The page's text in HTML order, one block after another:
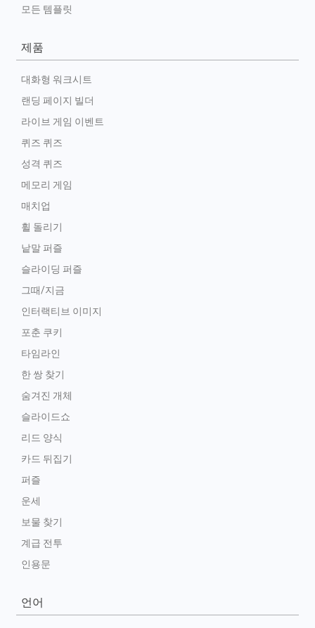
모든 템플릿
제품
대화형 워크시트
랜딩 페이지 빌더
라이브 게임 이벤트
퀴즈 퀴즈
성격 퀴즈
메모리 게임
매치업
휠 돌리기
낱말 퍼즐
슬라이딩 퍼즐
그때/지금
인터랙티브 이미지
포춘 쿠키
타임라인
한 쌍 찾기
숨겨진 개체
슬라이드쇼
리드 양식
카드 뒤집기
퍼즐
운세
보물 찾기
계급 전투
인용문
언어